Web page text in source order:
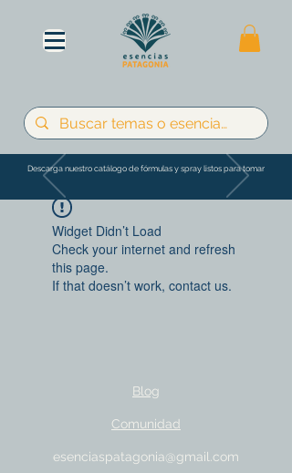
Descarga nuestro catálogo de fórmulas y spray listos para tomar
Widget Didn’t Load
Check your internet and refresh
this page.
If that doesn’t work, contact us.
Blog
Comunidad
esenciaspatagonia@gmail.com